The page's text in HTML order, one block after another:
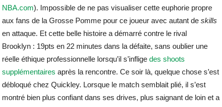
NBA.com). Impossible de ne pas visualiser cette euphorie propre
aux fans de la Grosse Pomme pour ce joueur avec autant de skills
en attaque. Et cette belle histoire a démarré contre le rival
Brooklyn : 19pts en 22 minutes dans la défaite, sans oublier une
réelle éthique professionnelle lorsqu’il s’infligedes shoots
supplémentairesaprès la rencontre. Ce soir là, quelque chose s’est
débloqué chez Quickley. Lorsque le match semblait plié, il s’est
montré bien plus confiant dans ses drives, plus saignant de loin et a